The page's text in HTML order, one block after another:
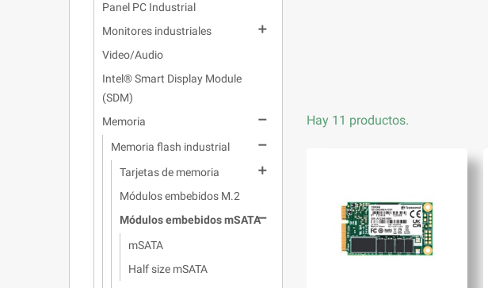
Panel PC Industrial
Monitores industriales

Video/Audio
Intel® Smart Display Module
(SDM)
Memoria

Memoria flash industrial 
Tarjetas de memoria

Módulos embebidos M.2
Módulos embebidos mSATA
mSATA
Half size mSATA
Hay 11 productos.